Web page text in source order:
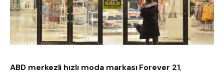
ABD merkezli hızlı moda markası Forever 21,